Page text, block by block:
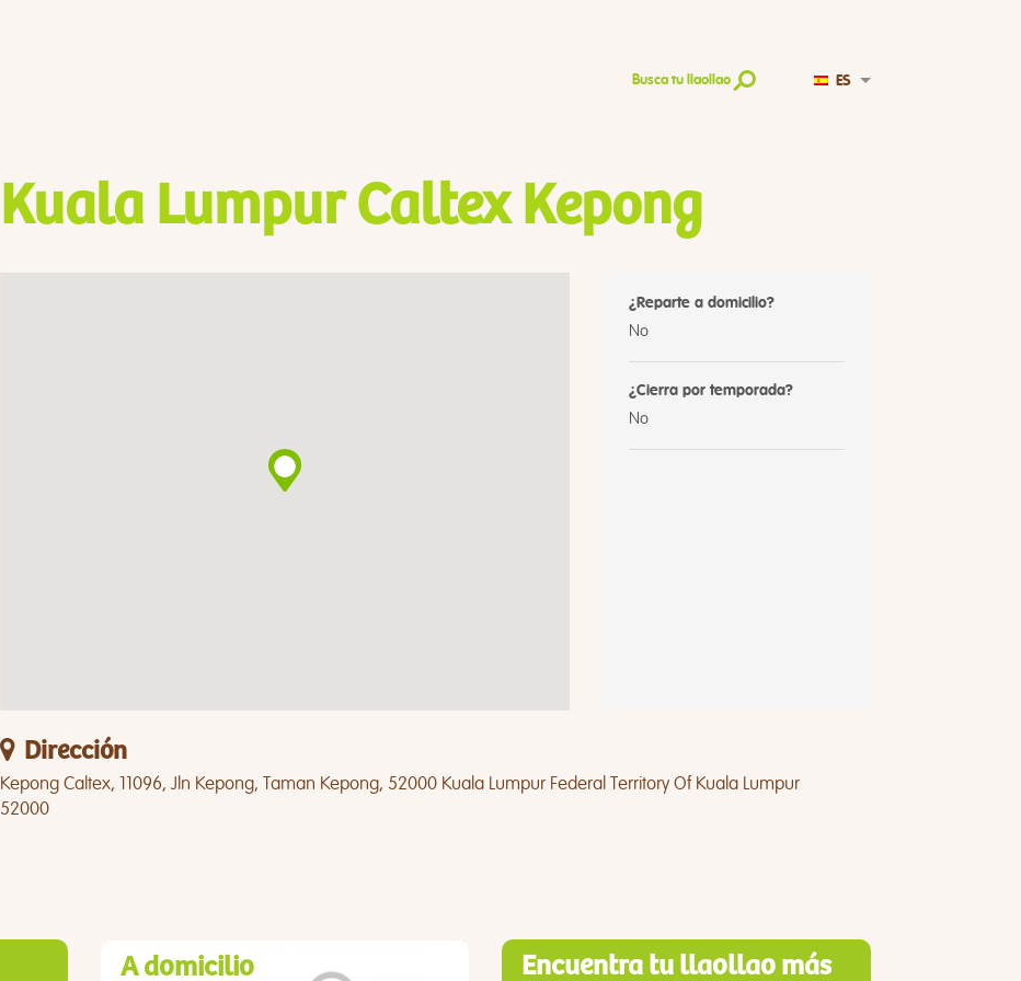
Busca tu llaollao ES
Kuala Lumpur Caltex Kepong
¿Reparte a domicilio?
No
¿Cierra por temporada?
No
Dirección
Kepong Caltex, 11096, Jln Kepong, Taman Kepong, 52000 Kuala Lumpur Federal Territory Of Kuala Lumpur
52000
A domicilio
Encuentra tu llaollao más